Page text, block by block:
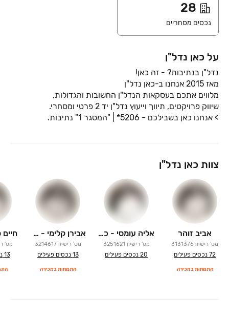
28
נכסים מסחריים
על כאן נדל"ן
> אנחנו כאן בשבילכם - 5206* | "המסגר 1" נתיבות.
צוות כאן נדל"ן
אביב זוהר
מס' רישיון 3131376
72 נכסים פעילים
התמחות במכירה
אליה עומסי - כאן נדלן
מס' רישיון 3251621
20 נכסים פעילים
אבירן קלימי - כאן נדלן
מס' רישיון 3214617
13 נכסים פעילים
התמחות במכירה
מס'
13